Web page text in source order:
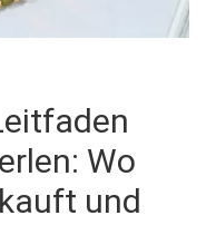
Wo
und